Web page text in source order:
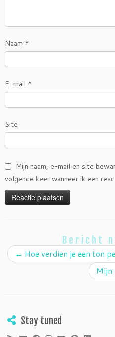
Naam *
E-mail *
Site
Mijn naam, e-mail en site
volgende keer wanneer ik een
Bericht
← Hoe verdien je een ton
Mijn
Stay tuned